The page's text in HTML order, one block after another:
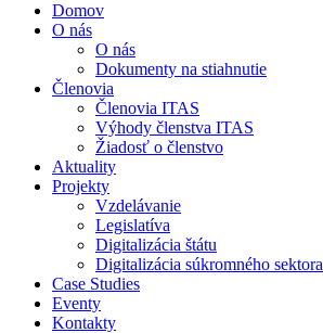
Domov
O nás
O nás
Dokumenty na stiahnutie
Členovia
Členovia ITAS
Výhody členstva ITAS
Žiadosť o členstvo
Aktuality
Projekty
Vzdelávanie
Legislatíva
Digitalizácia štátu
Digitalizácia súkromného sektora
Case Studies
Eventy
Kontakty